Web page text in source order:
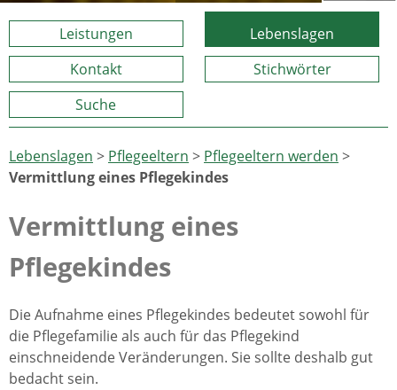
Leistungen
Lebenslagen
Kontakt
Stichwörter
Suche
Lebenslagen > Pflegeeltern > Pflegeeltern werden >
Vermittlung eines Pflegekindes
Vermittlung eines
Pflegekindes
Die Aufnahme eines Pflegekindes bedeutet sowohl für
die Pflegefamilie als auch für das Pflegekind
einschneidende Veränderungen. Sie sollte deshalb gut
bedacht sein.